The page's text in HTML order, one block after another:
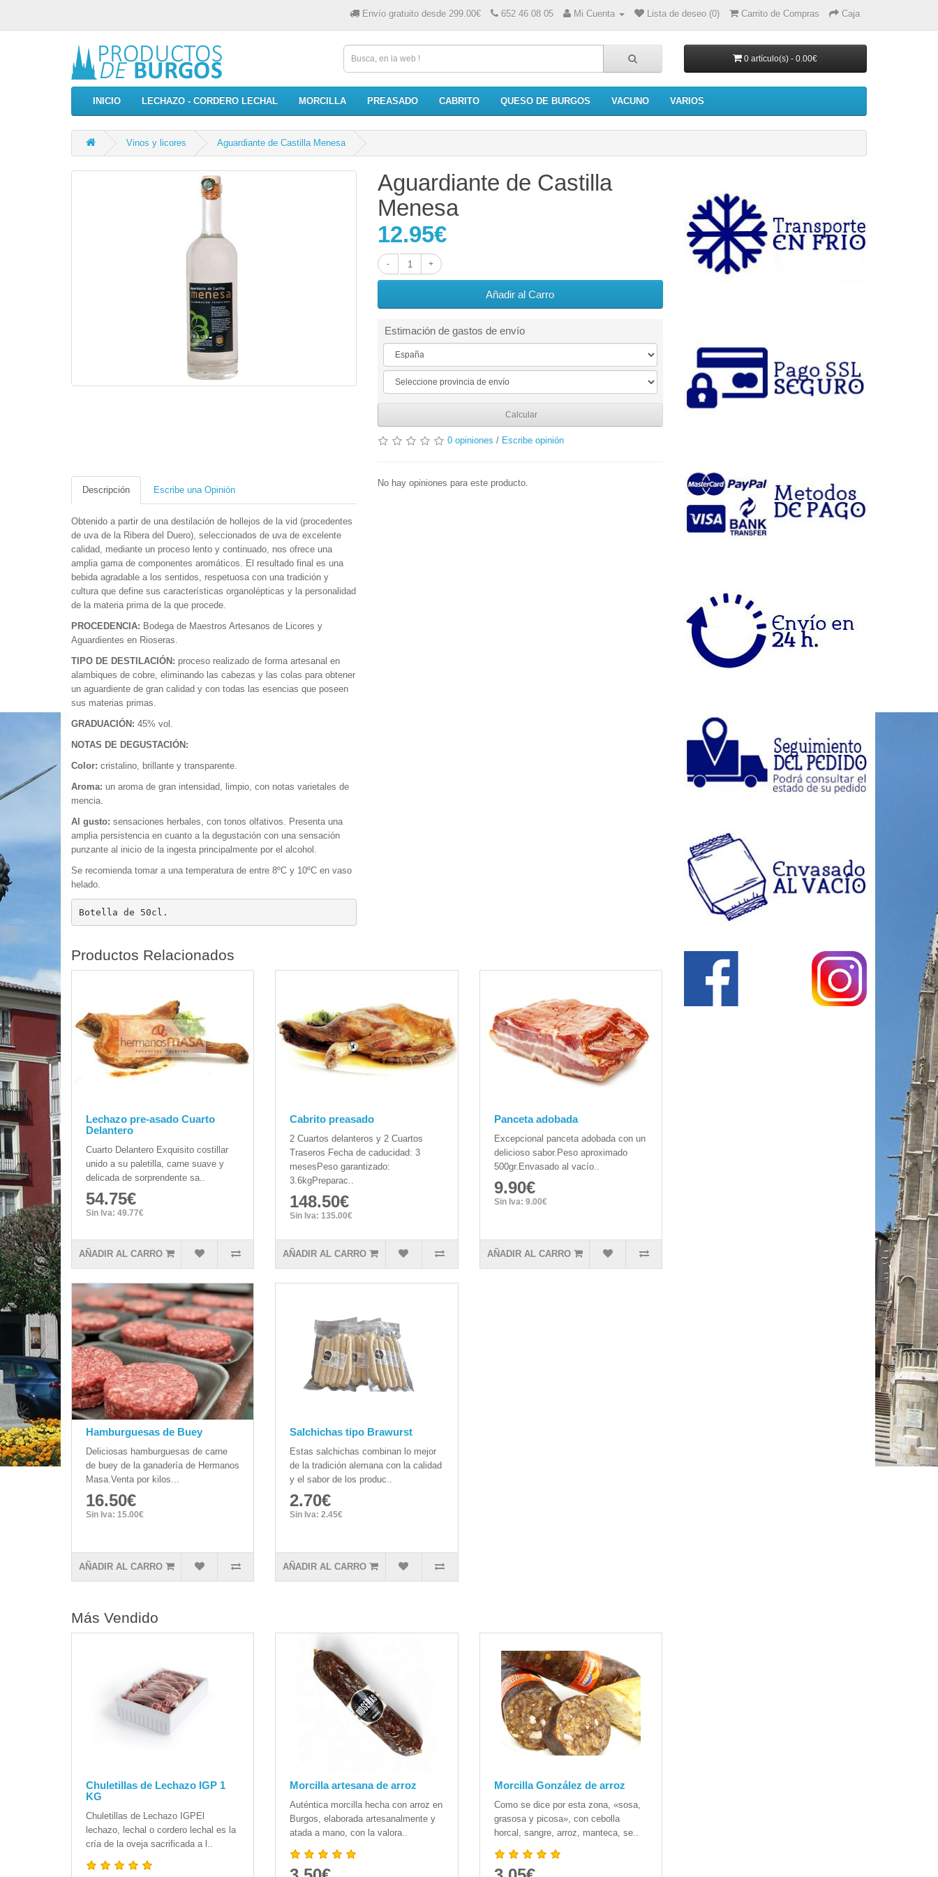
Envío gratuito desde 299.00€ 652 46 08 05 Mi Cuenta Lista de deseo (0) Carrito de Compras Caja
0 artículo(s) - 0.00€
INICIO LECHAZO - CORDERO LECHAL MORCILLA PREASADO CABRITO QUESO DE BURGOS VACUNO VARIOS
Vinos y licores Aguardiante de Castilla Menesa
Aguardiante de Castilla
Menesa
12.95€
Añadir al Carro
Estimación de gastos de envío
Calcular
0 opiniones / Escribe opinión
Descripción Escribe una Opinión
Obtenido a partir de una destilación de hollejos de la vid (procedentes
de uva de la Ribera del Duero), seleccionados de uva de excelente
calidad, mediante un proceso lento y continuado, nos ofrece una
amplia gama de componentes aromáticos. El resultado final es una
bebida agradable a los sentidos, respetuosa con una tradición y
cultura que define sus características organolépticas y la personalidad
de la materia prima de la que procede.
PROCEDENCIA: Bodega de Maestros Artesanos de Licores y
Aguardientes en Rioseras.
TIPO DE DESTILACIÓN: proceso realizado de forma artesanal en
alambiques de cobre, eliminando las cabezas y las colas para obtener
un aguardiente de gran calidad y con todas las esencias que poseen
sus materias primas.
GRADUACIÓN: 45% vol.
NOTAS DE DEGUSTACIÓN:
Color: cristalino, brillante y transparente.
Aroma: un aroma de gran intensidad, limpio, con notas varietales de
mencia.
Al gusto: sensaciones herbales, con tonos olfativos. Presenta una
amplia persistencia en cuanto a la degustación con una sensación
punzante al inicio de la ingesta principalmente por el alcohol.
Se recomienda tomar a una temperatura de entre 8ºC y 10ºC en vaso
helado.
Botella de 50cl.
No hay opiniones para este producto.
Productos Relacionados
Lechazo pre-asado Cuarto
Delantero
Cuarto Delantero Exquisito costillar
unido a su paletilla, carne suave y
delicada de sorprendente sa..
54.75€
Sin Iva: 49.77€
AÑADIR AL CARRO
Cabrito preasado
2 Cuartos delanteros y 2 Cuartos
Traseros Fecha de caducidad: 3
mesesPeso garantizado:
3.6kgPreparac..
148.50€
Sin Iva: 135.00€
AÑADIR AL CARRO
Panceta adobada
Excepcional panceta adobada con un
delicioso sabor.Peso aproximado
500gr.Envasado al vacío..
9.90€
Sin Iva: 9.00€
AÑADIR AL CARRO
Hamburguesas de Buey
Deliciosas hamburguesas de carne
de buey de la ganadería de Hermanos
Masa.Venta por kilos...
16.50€
Sin Iva: 15.00€
AÑADIR AL CARRO
Salchichas tipo Brawurst
Estas salchichas combinan lo mejor
de la tradición alemana con la calidad
y el sabor de los produc..
2.70€
Sin Iva: 2.45€
AÑADIR AL CARRO
Más Vendido
Chuletillas de Lechazo IGP 1
KG
Chuletillas de Lechazo IGPEl
lechazo, lechal o cordero lechal es la
cría de la oveja sacrificada a l..
Morcilla artesana de arroz
Auténtica morcilla hecha con arroz en
Burgos, elaborada artesanalmente y
atada a mano, con la valora..
Morcilla González de arroz
Como se dice por esta zona, «sosa,
grasosa y picosa», con cebolla
horcal, sangre, arroz, manteca, se..